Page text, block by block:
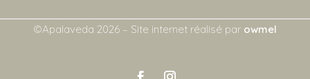
©Apalaveda 2026 – Site internet réalisé par owmel